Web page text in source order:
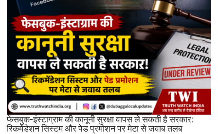
₹7,064
और
चांदी
₹14,094
महंगी,
रिकॉर्ड
स्तर
के
करीब
पहुंचे
दाम
फेसबुक-इंस्टाग्राम की कानूनी सुरक्षा वापस ले सकती है सरकार:
रिकमेंडेशन सिस्टम और पेड प्रमोशन पर मेटा से जवाब तलब